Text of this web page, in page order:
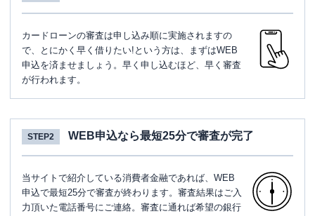
カードローンの審査は申し込み順に実施されますの
で、とにかく早く借りたい!という方は、まずはWEB
申込を済ませましょう。早く申し込むほど、早く審査
が行われます。
STEP2 WEB申込なら最短25分で審査が完了
当サイトで紹介している消費者金融であれば、WEB
申込で最短25分で審査が終わります。審査結果はご入
力頂いた電話番号にご連絡。審査に通れば希望の銀行